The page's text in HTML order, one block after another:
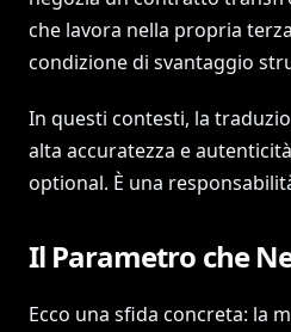
che lavora nella propria
condizione di svantaggio
In questi contesti, la
alta accuratezza e
optional. È una
Il Parametro che
Ecco una sfida concreta: la